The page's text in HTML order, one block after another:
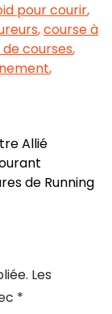
pour courir,
,course à
courses,
,
Allié
de Running
Les
*